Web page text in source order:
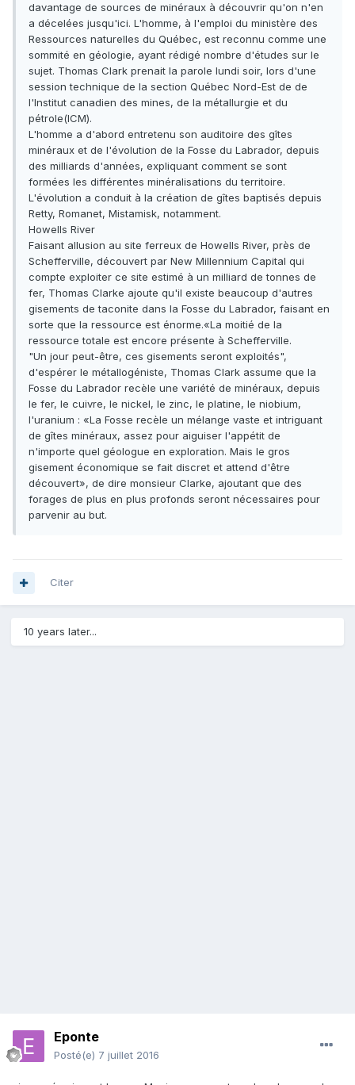
davantage de sources de minéraux à découvrir qu'on n'en
a décelées jusqu'ici. L'homme, à l'emploi du ministère des
Ressources naturelles du Québec, est reconnu comme une
sommité en géologie, ayant rédigé nombre d'études sur le
sujet. Thomas Clark prenait la parole lundi soir, lors d'une
session technique de la section Québec Nord-Est de de
l'Institut canadien des mines, de la métallurgie et du
pétrole(ICM).
L'homme a d'abord entretenu son auditoire des gîtes
minéraux et de l'évolution de la Fosse du Labrador, depuis
des milliards d'années, expliquant comment se sont
formées les différentes minéralisations du territoire.
L'évolution a conduit à la création de gîtes baptisés depuis
Retty, Romanet, Mistamisk, notamment.
Howells River
Faisant allusion au site ferreux de Howells River, près de
Schefferville, découvert par New Millennium Capital qui
compte exploiter ce site estimé à un milliard de tonnes de
fer, Thomas Clarke ajoute qu'il existe beaucoup d'autres
gisements de taconite dans la Fosse du Labrador, faisant en
sorte que la ressource est énorme.«La moitié de la
ressource totale est encore présente à Schefferville.
"Un jour peut-être, ces gisements seront exploités",
d'espérer le métallogéniste, Thomas Clark assume que la
Fosse du Labrador recèle une variété de minéraux, depuis
le fer, le cuivre, le nickel, le zinc, le platine, le niobium,
l'uranium : «La Fosse recèle un mélange vaste et intriguant
de gîtes minéraux, assez pour aiguiser l'appétit de
n'importe quel géologue en exploration. Mais le gros
gisement économique se fait discret et attend d'être
découvert», de dire monsieur Clarke, ajoutant que des
forages de plus en plus profonds seront nécessaires pour
parvenir au but.
Citer
10 years later...
Eponte
Posté(e) 7 juillet 2016